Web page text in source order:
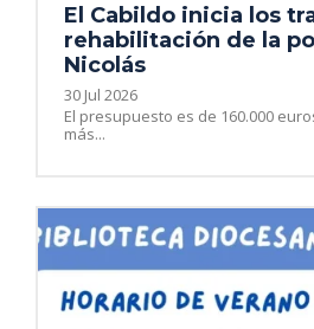
El Cabildo inicia los
rehabilitación de la
Nicolás
30 Jul 2026
El presupuesto es de 160.000
más...